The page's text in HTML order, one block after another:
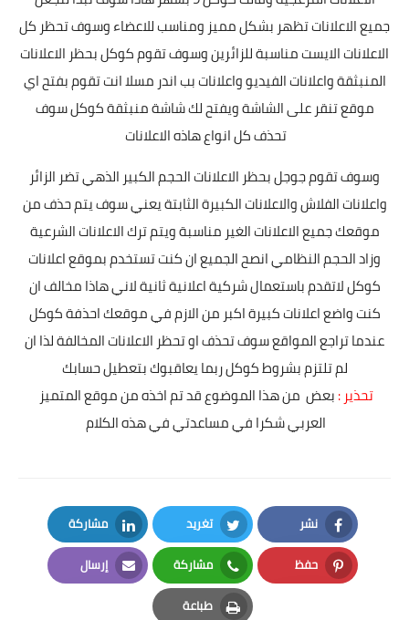
جميع الاعلانات تظهر بشكل مميز ومناسب للاعضاء وسوف تحظر كل
الاعلانات الايست مناسبة للزائرين وسوف تقوم كوكل بحظر الاعلانات
المنبثقة واعلانات الفيديو واعلانات بب اندر مسلا انت تقوم بفتح اي
موقع تنقر على الشاشة ويفتح لك شاشة منبثقة كوكل سوف
تحذف كل انواع هاذه الاعلانات
وسوف تقوم جوجل بحظر الاعلانات الحجم الكبير الذهي تضر الزائر
واعلانات الفلاش والاعلانات الكبيرة الثابتة يعني سوف يتم حذف من
موقعك جميع الاعلانات الغير مناسبة ويتم ترك الاعلانات الشرعية
وزاد الحجم النظاميانصح الجميع ان كنت تستخدم بموقع اعلانات
كوكل لاتقدم باستعمال شركية اعلانية ثانية لاني هاذا مخالف ان
كنت واضع اعلانات كبيرة اكبر من الازم في موقعك احذفة كوكل
عندما تراجع المواقع سوف تحذف او تحظر الاعلانات المخالفة لذا ان
لم تلتزم بشروط كوكل ربما يعاقبوك بتعطيل حسابك
تحذير :بعض من هذا الموضوع قد تم اخذه من موقع المتميز
العربي شكرا في مساعدتي في هذه الكلام
نشر
Facebook
تغريد
Twitter
مشاركة
LinkedIn
حفظ
Pinterest
مشاركة
Whatsapp
إرسال
Email
طباعة